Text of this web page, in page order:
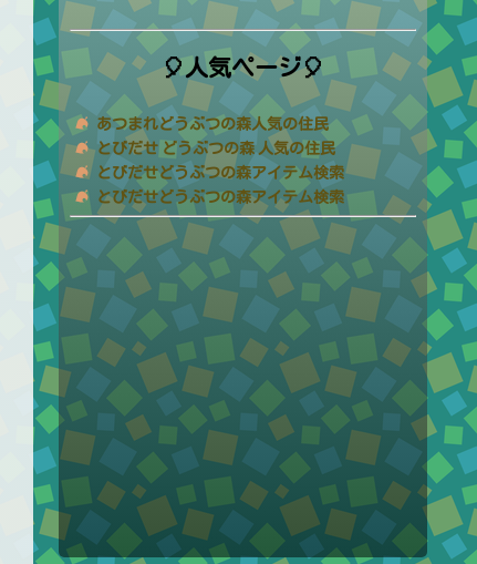
🎈人気ページ🎈
あつまれどうぶつの森人気の住民
とびだせ どうぶつの森 人気の住民
とびだせどうぶつの森アイテム検索
とびだせどうぶつの森アイテム検索